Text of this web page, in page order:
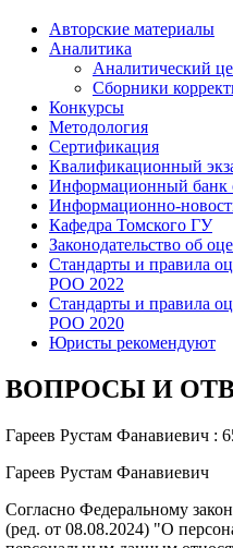
Авторские материалы
Аналитика
Аналитический
Сборники
Конкурсы
Методология
Сертификация
Квалификационный
Информационный банк
Информационно-
Кафедра Томского ГУ
Законодательство об
Стандарты и правила
РОО 2022
Стандарты и правила
РОО 2020
Юристы рекомендуют
ВОПРОСЫ И
Гареев Рустам Фанавиевич :
Гареев Рустам Фанавиевич
Согласно Федеральному
(ред. от 08.08.2024) "О